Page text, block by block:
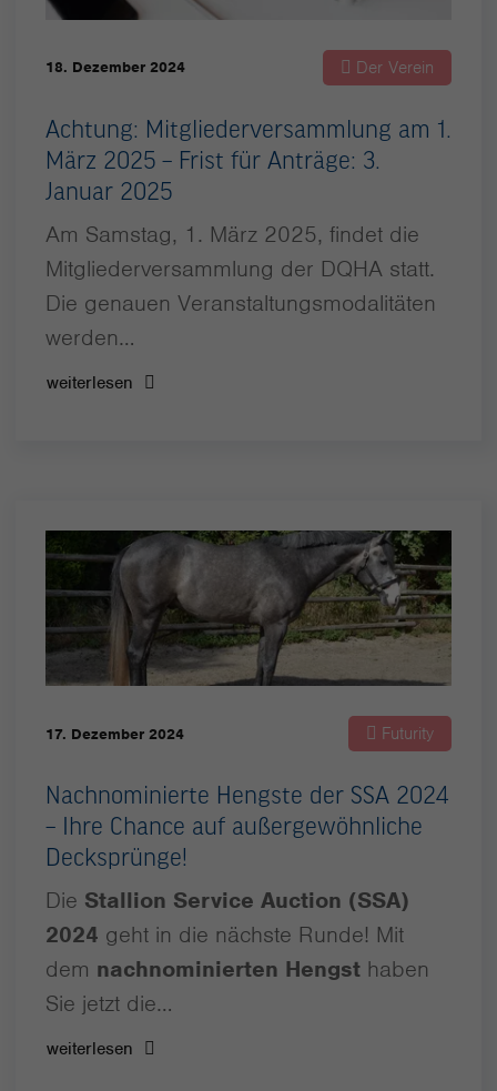
18. Dezember 2024 Der Verein
Achtung: Mitgliederversammlung am 1.
März 2025 – Frist für Anträge: 3.
Januar 2025
Am Samstag, 1. März 2025, findet die
Mitgliederversammlung der DQHA statt.
Die genauen Veranstaltungsmodalitäten
werden…
weiterlesen
17. Dezember 2024 Futurity
Nachnominierte Hengste der SSA 2024
– Ihre Chance auf außergewöhnliche
Decksprünge!
Die Stallion Service Auction (SSA)
2024 geht in die nächste Runde! Mit
dem nachnominierten Hengst haben
Sie jetzt die…
weiterlesen